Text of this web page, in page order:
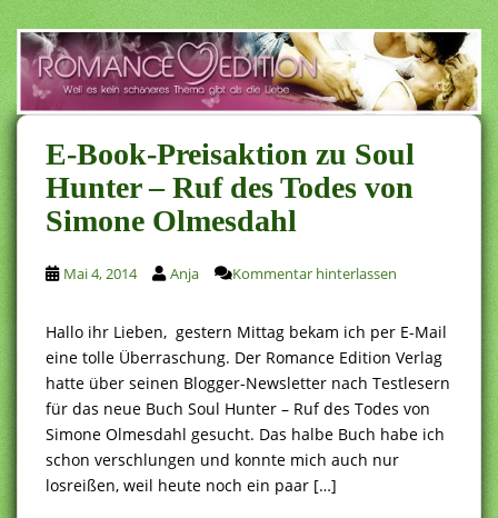
E-Book-Preisaktion zu Soul
Hunter – Ruf des Todes von
Simone Olmesdahl
Mai 4, 2014 Anja Kommentar hinterlassen
Hallo ihr Lieben, gestern Mittag bekam ich per E-Mail
eine tolle Überraschung. Der Romance Edition Verlag
hatte über seinen Blogger-Newsletter nach Testlesern
für das neue Buch Soul Hunter – Ruf des Todes von
Simone Olmesdahl gesucht. Das halbe Buch habe ich
schon verschlungen und konnte mich auch nur
losreißen, weil heute noch ein paar […]